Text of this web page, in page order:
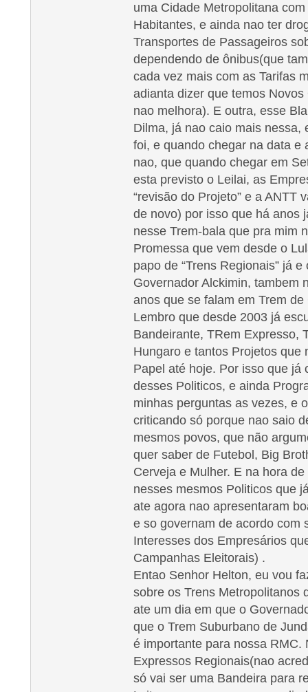
uma Cidade Metropolitana
Habitantes, e ainda nao ter
Transportes de Passageiros
dependendo de ônibus(que
cada vez mais com as Tarifas
adianta dizer que temos
nao melhora). E outra, esse
Dilma, já nao caio mais nessa,
foi, e quando chegar na data e
nao, que quando chegar em
esta previsto o Leilai, as
“revisão do Projeto” e a ANTT
de novo) por isso que há anos
nesse Trem-bala que pra mim
Promessa que vem desde o
papo de “Trens Regionais” já e
Governador Alckimin, tambem
anos que se falam em Trem
Lembro que desde 2003 já
Bandeirante, TRem Expresso,
Hungaro e tantos Projetos que
Papel até hoje. Por isso que já
desses Politicos, e ainda
minhas perguntas as vezes, e
criticando só porque nao saio
mesmos povos, que não
quer saber de Futebol, Big
Cerveja e Mulher. E na hora
nesses mesmos Politicos que
ate agora nao apresentaram
e so governam de acordo com
Interesses dos Empresários
Campanhas Eleitorais) .
Entao Senhor Helton, eu vou
sobre os Trens Metropolitanos
ate um dia em que o
que o Trem Suburbano de
é importante para nossa RMC.
Expressos Regionais(nao
só vai ser uma Bandeira para